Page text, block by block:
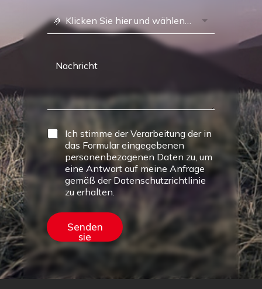
Ich stimme der Verarbeitung der in
das Formular eingegebenen
personenbezogenen Daten zu, um
eine Antwort auf meine Anfrage
gemäß der Datenschutzrichtlinie
zu erhalten.
Senden
sie